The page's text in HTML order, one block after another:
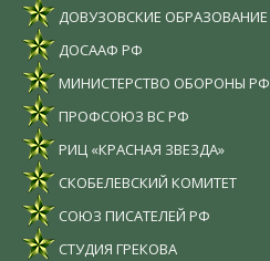
ДОВУЗОВСКИЕ ОБРАЗОВАНИЕ
ДОСААФ РФ
МИНИСТЕРСТВО ОБОРОНЫ РФ
ПРОФСОЮЗ ВС РФ
РИЦ «КРАСНАЯ ЗВЕЗДА»
СКОБЕЛЕВСКИЙ КОМИТЕТ
СОЮЗ ПИСАТЕЛЕЙ РФ
СТУДИЯ ГРЕКОВА